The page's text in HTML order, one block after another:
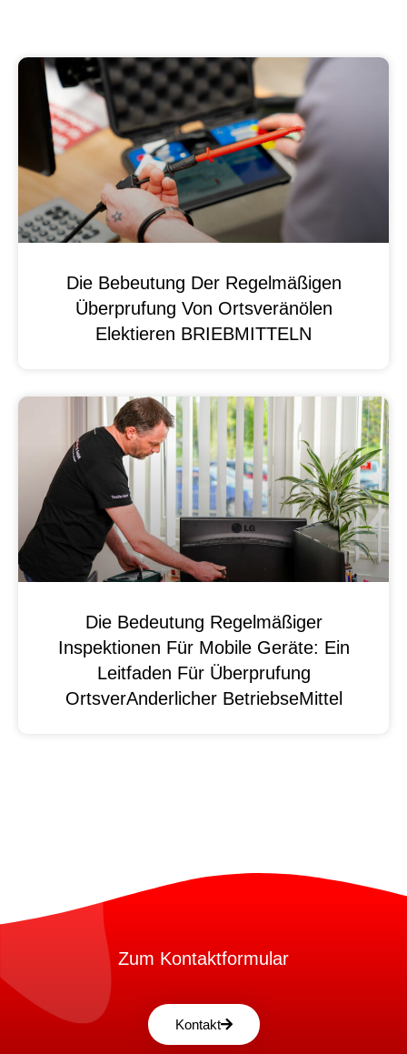
Die Bebeutung Der Regelmäßigen
Überprufung Von Ortsveränölen
Elektieren BRIEBMITTELN
Die Bedeutung Regelmäßiger
Inspektionen Für Mobile Geräte: Ein
Leitfaden Für Überprufung
OrtsverAnderlicher BetriebseMittel
Zum Kontaktformular
Kontakt